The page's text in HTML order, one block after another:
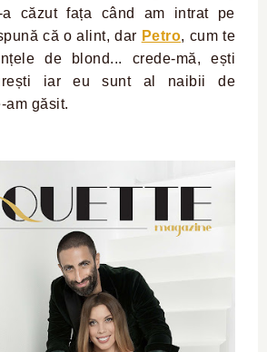
a căzut fața când am intrat pe
că o alint, dar Petro, cum te
de blond... crede-mă, ești
iar eu sunt al naibii de
am găsit.